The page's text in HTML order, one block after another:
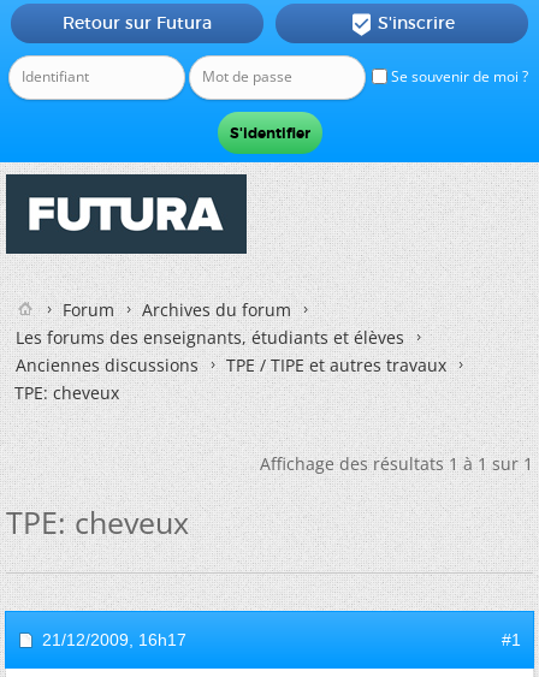
Se souvenir de moi ?
Retour sur Futura  S'inscrire
Forum
Archives du forum
Les forums des enseignants, étudiants et élèves
Anciennes discussions
TPE / TIPE et autres travaux
TPE: cheveux
Affichage des résultats 1 à 1 sur 1
TPE: cheveux
21/12/2009, 16h17 #1